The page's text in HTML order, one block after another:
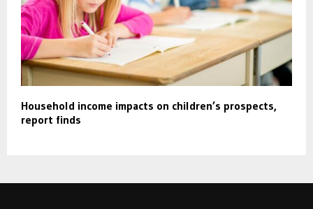
Household income impacts on children’s prospects,
report finds